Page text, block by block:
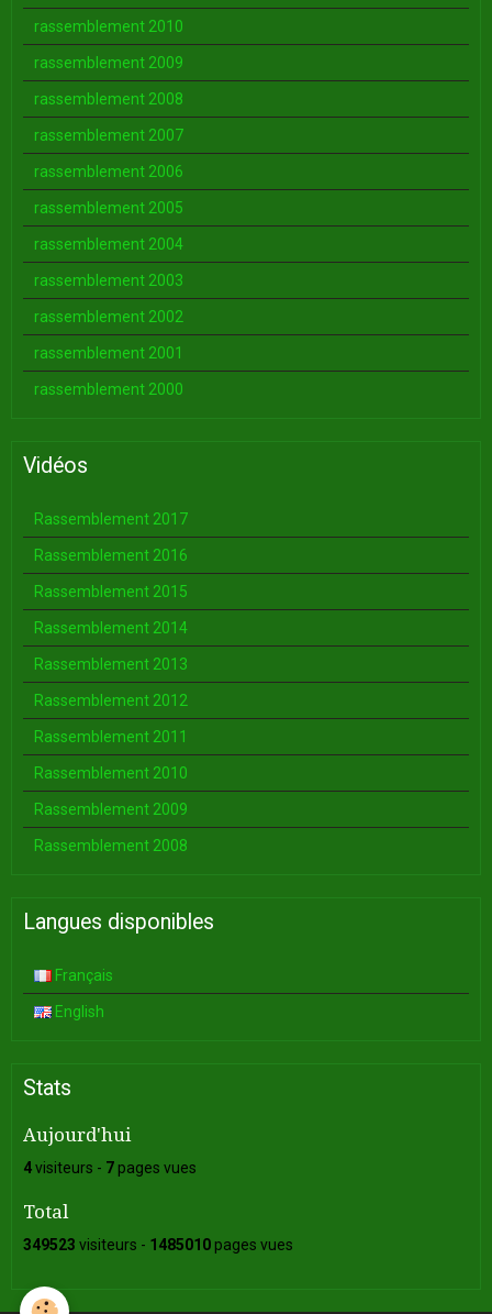
rassemblement 2010
rassemblement 2009
rassemblement 2008
rassemblement 2007
rassemblement 2006
rassemblement 2005
rassemblement 2004
rassemblement 2003
rassemblement 2002
rassemblement 2001
rassemblement 2000
Vidéos
Rassemblement 2017
Rassemblement 2016
Rassemblement 2015
Rassemblement 2014
Rassemblement 2013
Rassemblement 2012
Rassemblement 2011
Rassemblement 2010
Rassemblement 2009
Rassemblement 2008
Langues disponibles
Français
English
Stats
Aujourd'hui
4visiteurs - 7pages vues
Total
349523 visiteurs - 1485010pages vues